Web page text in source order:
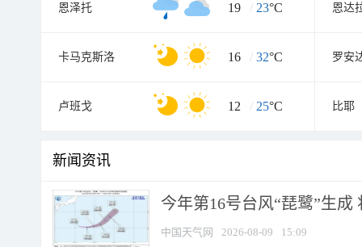
恩泽托 19 / 23°C 恩达
卡马克斯洛 16 / 32°C 罗安
卢班戈 12 / 25°C 比耶
新闻资讯
今年第16号台风“琵鹭”生
中国天气网 2026-08-09 15:09